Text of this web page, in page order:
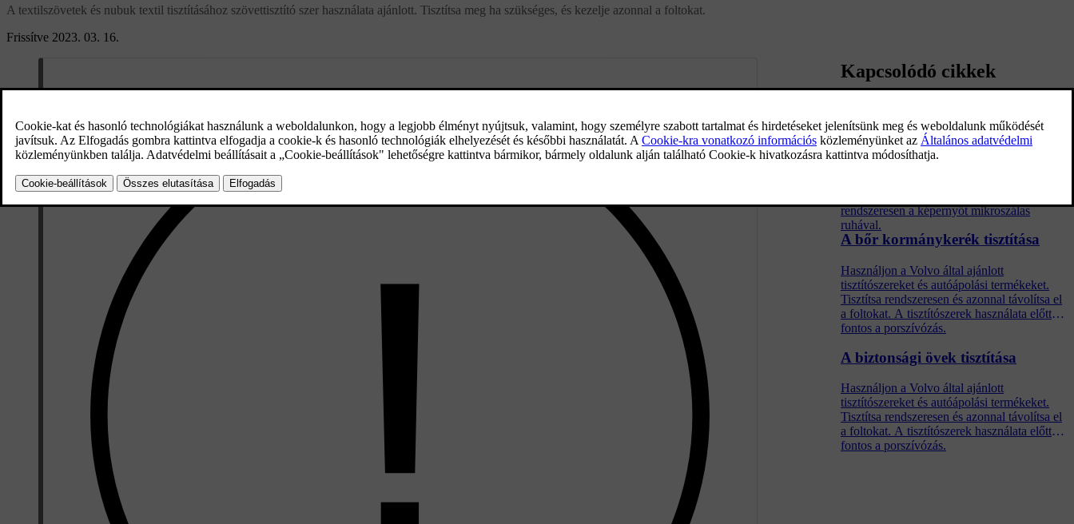
Frissítve 2023. 03. 16.
A textilszövetek és nubuk textil tisztításához szövettisztító szer használata ajánlott. Tisztítsa meg ha szükséges, és kezelje azonnal a foltokat.
Kapcsolódó cikkek
A központi kijelző tisztítása
A szennyeződések, foltok és
rendszeresen a képernyőt mikroszálas
ruhával.
A bőr kormánykerék tisztítása
Használjon a Volvo által ajánlott
tisztítószereket és autóápolási termékeket.
Tisztítsa rendszeresen és azonnal távolítsa el
a foltokat. A tisztítószerek használata előtt
fontos a porszívózás.
A biztonsági övek tisztítása
Használjon a Volvo által ajánlott
tisztítószereket és autóápolási termékeket.
Tisztítsa rendszeresen és azonnal távolítsa el
a foltokat. A tisztítószerek használata előtt
fontos a porszívózás.